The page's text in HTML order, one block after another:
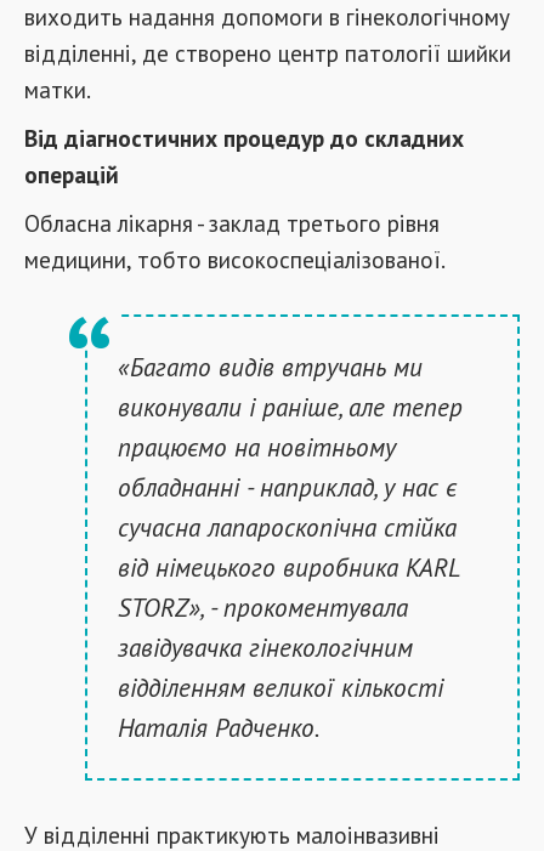
виходить надання допомоги в гінекологічному
відділенні, де створено центр патології шийки
матки.
Від діагностичних процедур до складних
операцій
Обласна лікарня - заклад третього рівня
медицини, тобто високоспеціалізованої.
«Багато видів втручань ми
виконували і раніше, але тепер
працюємо на новітньому
обладнанні - наприклад, у нас є
сучасна лапароскопічна стійка
від німецького виробника KARL
STORZ», - прокоментувала
завідувачка гінекологічним
відділенням великої кількості
Наталія Радченко.
У відділенні практикують малоінвазивні